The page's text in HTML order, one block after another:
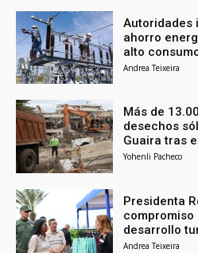
Autoridades
ahorro
alto
Andrea Teixeira
Más de
desechos
Guaira tras
Yohenli Pacheco
Presidenta
compromiso
desarrollo
Andrea Teixeira